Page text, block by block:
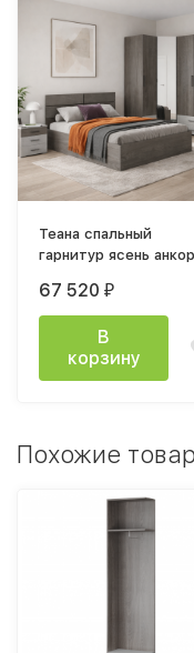
Теана спальный
гарнитур ясень анкор
лайт
67 520 ₽
В
корзину
Похожие